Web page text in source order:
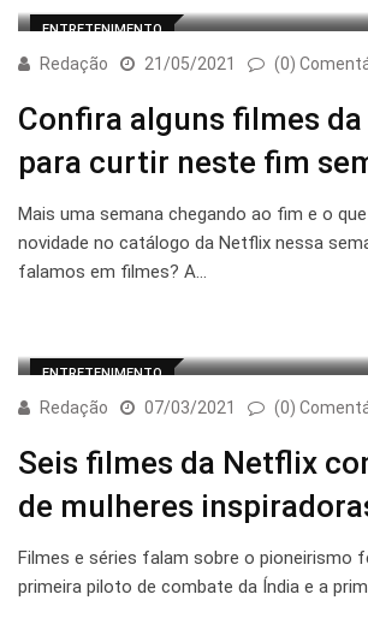
ENTRETENIMENTO
Redação 21/05/2021 (0)
Confira alguns filmes
para curtir neste fim
Mais uma semana chegando ao fim e o
novidade no catálogo da Netflix nessa
falamos em filmes? A…
ENTRETENIMENTO
Redação 07/03/2021 (0)
Seis filmes da Netflix
de mulheres
Filmes e séries falam sobre o pioneirismo
primeira piloto de combate da Índia e a